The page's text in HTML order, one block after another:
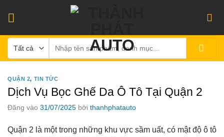
kiếm:
QUẬN 2, TIN TỨC
Dịch Vụ Bọc Ghế Da Ô Tô Tại Quận 2
Đăng vào 31/07/2025 bởi thanhphatauto
Quận 2 là một trong những khu vực sầm uất, có mật độ ô tô